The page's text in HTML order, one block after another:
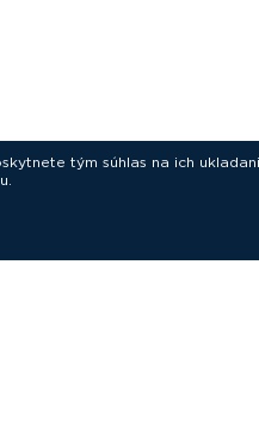
tým súhlas na ich